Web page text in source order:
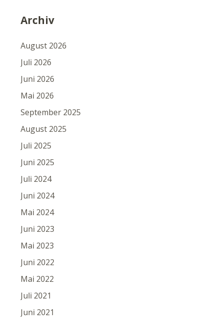
Archiv
August 2026
Juli 2026
Juni 2026
Mai 2026
September 2025
August 2025
Juli 2025
Juni 2025
Juli 2024
Juni 2024
Mai 2024
Juni 2023
Mai 2023
Juni 2022
Mai 2022
Juli 2021
Juni 2021